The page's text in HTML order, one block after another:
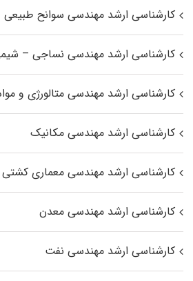
کارشناسی ارشد مهندسی سوانح طبیعی
کارشناسی ارشد مهندسی نساجی –
کارشناسی ارشد مهندسی متالورژی و
کارشناسی ارشد مهندسی مکانیک
کارشناسی ارشد مهندسی معماری کشتی
کارشناسی ارشد مهندسی معدن
کارشناسی ارشد مهندسی نفت